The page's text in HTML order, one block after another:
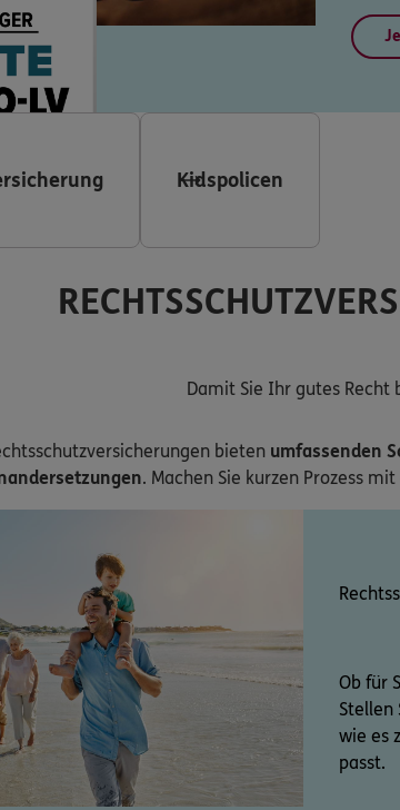
Kidspolicen
Damit Sie Ihr gutes Recht
bieten umfassenden
. Machen Sie kurzen Prozess
Ob für
Stellen
wie es
passt.